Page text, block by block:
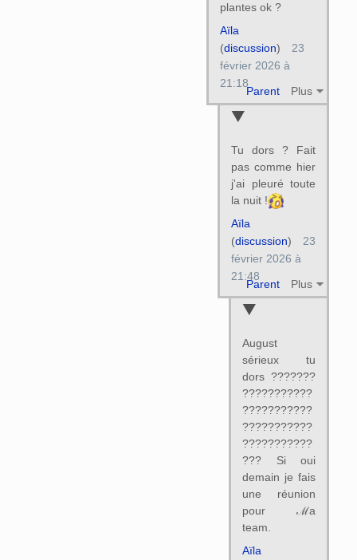
plantes ok ?
Parent Plus
Aïla
(discussion)
23
février 2026 à
21:18
Tu dors ? Fait
pas comme hier
j'ai pleuré toute
la nuit !
Parent Plus
Aïla
(discussion)
23
février 2026 à
21:48
August
sérieux tu
dors ???????
???????????
???????????
???????????
???????????
??? Si oui
demain je fais
une réunion
pour ℳa
team.
Aïla